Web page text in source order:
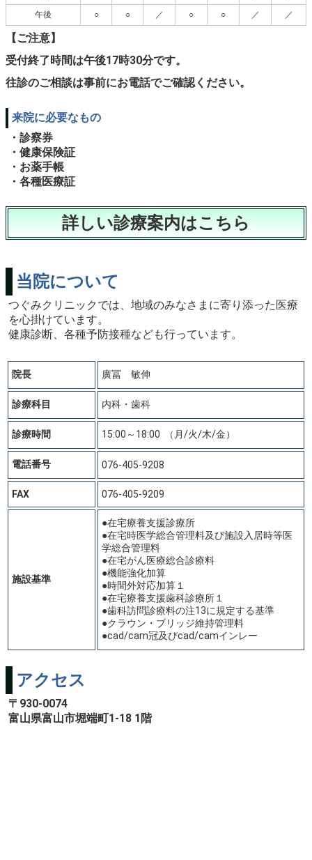
午後 ○ ○ ／ ○ ○ ／ ／
【ご注意】
受付終了時間は午後17時30分です。
往診のご相談は事前にお電話でご確認ください。
来院に必要なもの
・診察券
・健康保険証
・お薬手帳
・各種医療証
詳しい診療案内はこちら
当院について
つぐみクリニックでは、地域のみなさまに寄り添った医療
を心掛けています。
健康診断、各種予防接種なども行っています。
院長 廣冨 敏伸
診療科目 内科・歯科
診療時間 15:00～18:00 （月/火/木/金）
電話番号 076-405-9208
FAX 076-405-9209
施設基準
●在宅療養支援診療所
●在宅時医学総合管理料及び施設入居時等医
学総合管理料
●在宅がん医療総合診療料
●機能強化加算
●時間外対応加算１
●在宅療養支援歯科診療所１
●歯科訪問診療料の注13に規定する基準
●クラウン・ブリッジ維持管理料
●cad/cam冠及びcad/camインレー
アクセス
〒930-0074
富山県富山市堀端町1-18 1階